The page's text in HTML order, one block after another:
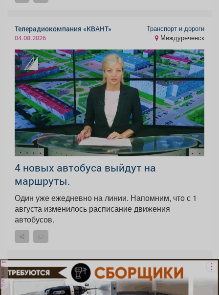
Телерадиокомпания «КВАНТ»
04.08.2026
Транспорт и дороги
Междуреченск
4 новых автобуса выйдут на
маршруты.
Один уже ежедневно на линии. Напомним, что с 1
августа изменилось расписание движения
автобусов.
реклама